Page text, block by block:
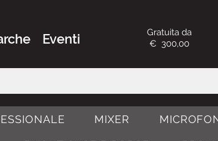
Eventi
Gratuita da
€ 300,00
MIXER